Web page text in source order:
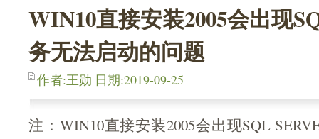
WIN10直接安装2005会出现
务无法启动的问题
作者:王勋 日期:2019-09-25
注：WIN10直接安装2005会出现SQL